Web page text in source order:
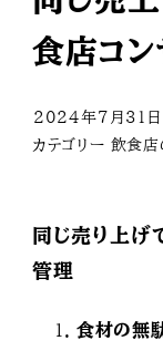
食店コ
2024年7月31日
カテゴリー 飲食店
同じ売り上げ
管理
食材の無